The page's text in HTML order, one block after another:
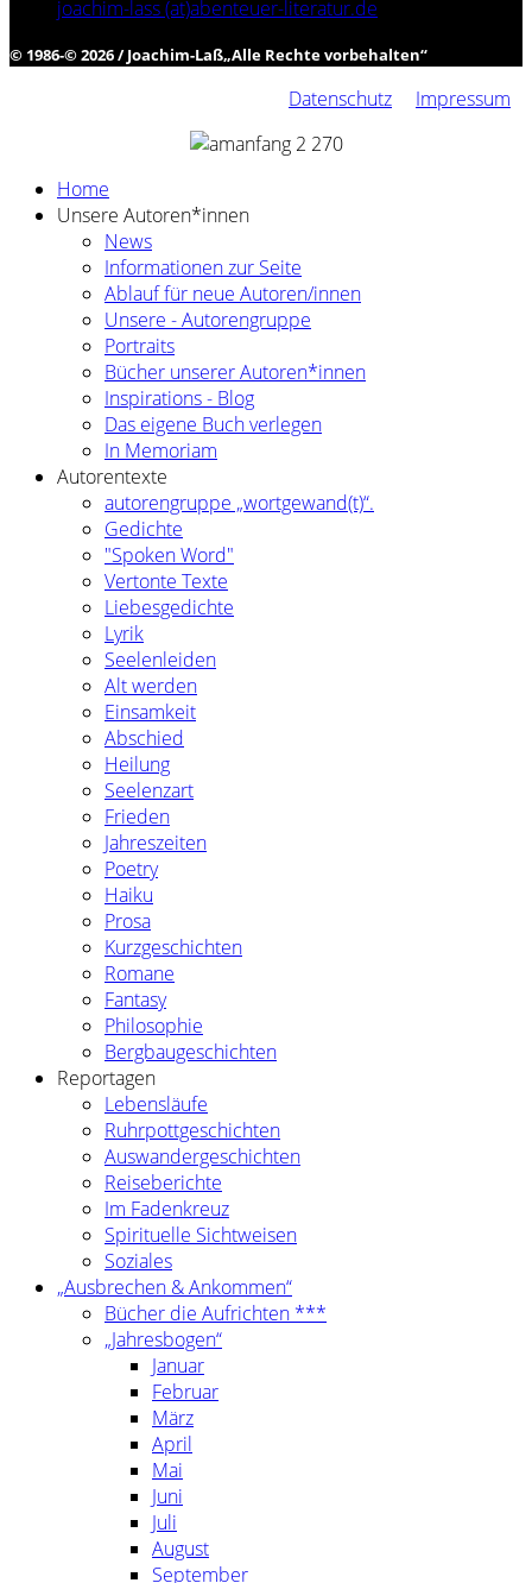
joachim-lass (at)abenteuer-literatur.de
© 1986-© 2026 / Joachim-Laß„Alle Rechte vorbehalten“
Datenschutz Impressum
Home
Unsere Autoren*innen
News
Informationen zur Seite
Ablauf für neue Autoren/innen
Unsere - Autorengruppe
Portraits
Bücher unserer Autoren*innen
Inspirations - Blog
Das eigene Buch verlegen
In Memoriam
Autorentexte
autorengruppe „wortgewand(t)“.
Gedichte
"Spoken Word"
Vertonte Texte
Liebesgedichte
Lyrik
Seelenleiden
Alt werden
Einsamkeit
Abschied
Heilung
Seelenzart
Frieden
Jahreszeiten
Poetry
Haiku
Prosa
Kurzgeschichten
Romane
Fantasy
Philosophie
Bergbaugeschichten
Reportagen
Lebensläufe
Ruhrpottgeschichten
Auswandergeschichten
Reiseberichte
Im Fadenkreuz
Spirituelle Sichtweisen
Soziales
„Ausbrechen & Ankommen“
Bücher die Aufrichten ***
„Jahresbogen“
Januar
Februar
März
April
Mai
Juni
Juli
August
September